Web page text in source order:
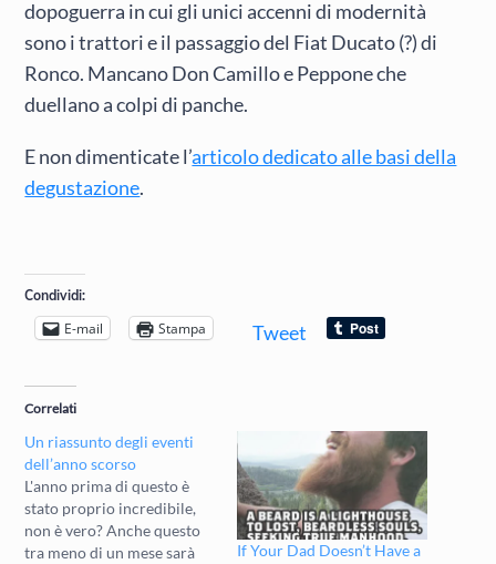
dopoguerra in cui gli unici accenni di modernità
sono i trattori e il passaggio del Fiat Ducato (?) di
Ronco. Mancano Don Camillo e Peppone che
duellano a colpi di panche.
E non dimenticate l’articolo dedicato alle basi della
degustazione.
Condividi:
E-mail Stampa Tweet
Correlati
Un riassunto degli eventi
dell’anno scorso
L'anno prima di questo è
stato proprio incredibile,
non è vero? Anche questo
tra meno di un mese sarà
If Your Dad Doesn’t Have a